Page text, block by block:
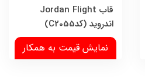
قاب Jordan Flight
اندروید (کدC2055)
نمایش قیمت به همکار